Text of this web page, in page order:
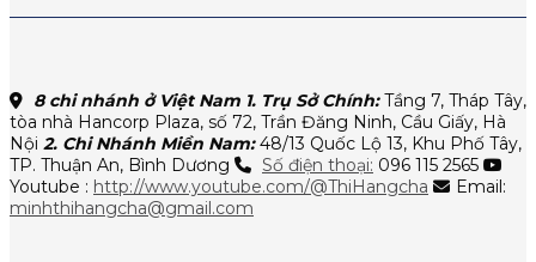
8 chi nhánh ở Việt Nam 1. Trụ Sở Chính:Tầng 7, Tháp Tây,
tòa nhà Hancorp Plaza, số 72, Trần Đăng Ninh, Cầu Giấy, Hà
Nội 2. Chi Nhánh Miền Nam:48/13 Quốc Lộ 13, Khu Phố Tây,
TP. Thuận An, Bình Dương
Số điện thoại: 096 115 2565
Youtube : http://www.youtube.com/@ThiHangcha
Email:
minhthihangcha@gmail.com